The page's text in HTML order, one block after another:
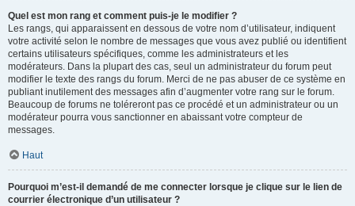
Quel est mon rang et comment puis-je le modifier ?
Les rangs, qui apparaissent en dessous de votre nom d’utilisateur, indiquent
votre activité selon le nombre de messages que vous avez publié ou identifient
certains utilisateurs spécifiques, comme les administrateurs et les
modérateurs. Dans la plupart des cas, seul un administrateur du forum peut
modifier le texte des rangs du forum. Merci de ne pas abuser de ce système en
publiant inutilement des messages afin d’augmenter votre rang sur le forum.
Beaucoup de forums ne toléreront pas ce procédé et un administrateur ou un
modérateur pourra vous sanctionner en abaissant votre compteur de
messages.
Haut
Pourquoi m’est-il demandé de me connecter lorsque je clique sur le lien de
courrier électronique d’un utilisateur ?